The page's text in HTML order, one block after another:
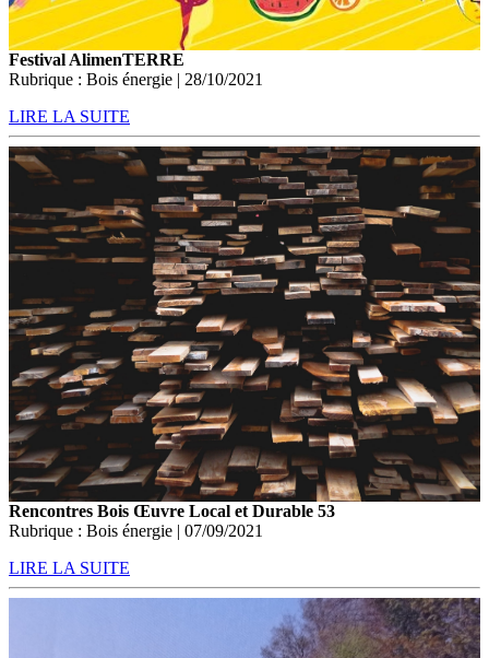
Festival AlimenTERRE
Rubrique : Bois énergie | 28/10/2021
LIRE LA SUITE
Rencontres Bois Œuvre Local et Durable 53
Rubrique : Bois énergie | 07/09/2021
LIRE LA SUITE